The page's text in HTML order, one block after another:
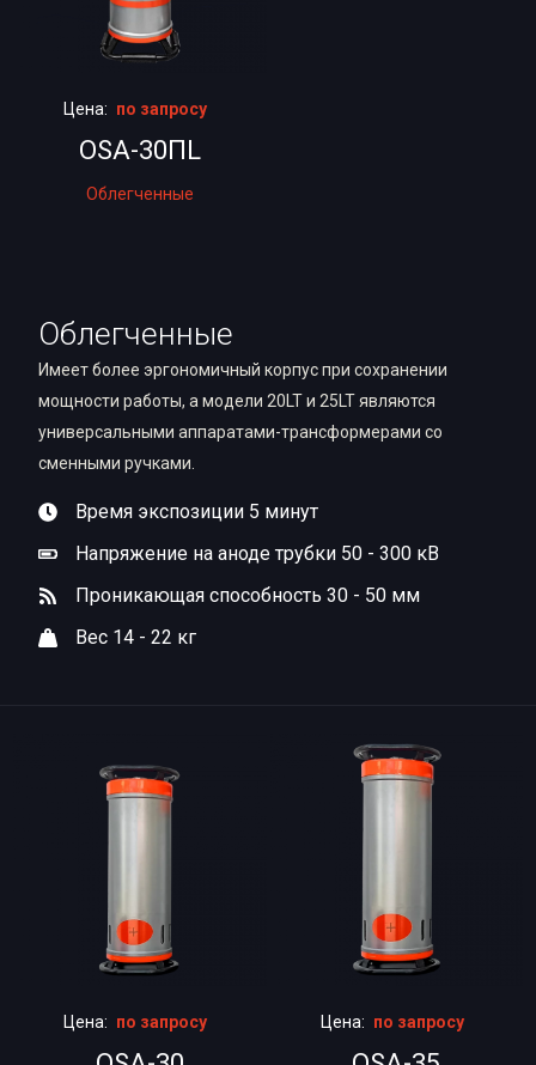
Цена: по запросу
OSA-30ПL
Облегченные
Облегченные
Имеет более эргономичный корпус при сохранении
мощности работы, а модели 20LT и 25LT являются
универсальными аппаратами-трансформерами со
сменными ручками.
Время экспозиции 5 минут
Напряжение на аноде трубки 50 - 300 кВ
Проникающая способность 30 - 50 мм
Вес 14 - 22 кг
Цена: по запросу Цена: по запросу